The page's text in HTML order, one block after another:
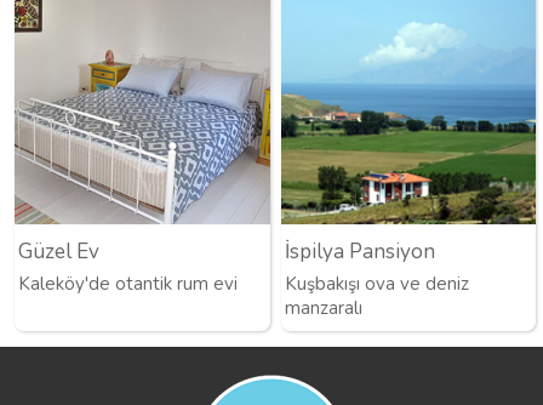
Güzel Ev
Kaleköy'de otantik rum evi
İspilya Pansiyon
Kuşbakışı ova ve deniz
manzaralı